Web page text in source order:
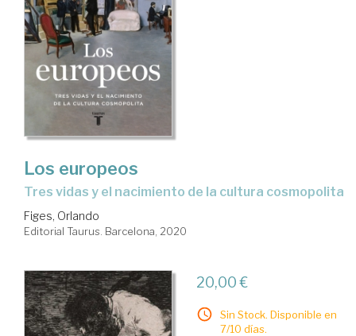
Los europeos
Tres vidas y el nacimiento de la cultura cosmopolita
Figes, Orlando
Editorial Taurus. Barcelona, 2020
20,00 €
Sin Stock. Disponible en
7/10 días.